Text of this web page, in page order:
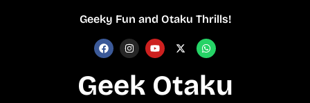
Geeky Fun and Otaku Thrills!
Geek Otaku